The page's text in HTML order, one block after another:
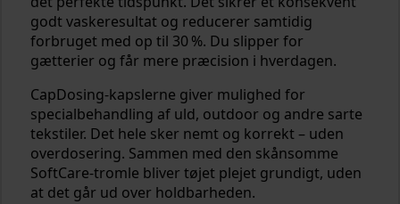
godt vaskeresultat og reducerer samtidig
forbruget med op til 30 %. Du slipper for
gætterier og får mere præcision i hverdagen.
CapDosing-kapslerne giver mulighed for
specialbehandling af uld, outdoor og andre sarte
tekstiler. Det hele sker nemt og korrekt – uden
overdosering. Sammen med den skånsomme
SoftCare-tromle bliver tøjet plejet grundigt, uden
at det går ud over holdbarheden.